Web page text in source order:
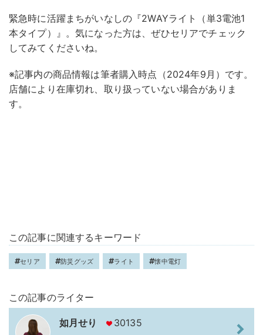
緊急時に活躍まちがいなしの『2WAYライト（単3電池1
本タイプ）』。気になった方は、ぜひセリアでチェック
してみてくださいね。
※記事内の商品情報は筆者購入時点（2024年9月）です。
店舗により在庫切れ、取り扱っていない場合がありま
す。
この記事に関連するキーワード
セリア 防災グッズ ライト 懐中電灯
この記事のライター
如月せり 30135